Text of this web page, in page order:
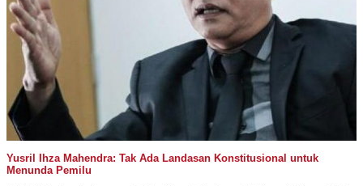
Yusril Ihza Mahendra: Tak Ada Landasan Konstitusional untuk
Menunda Pemilu